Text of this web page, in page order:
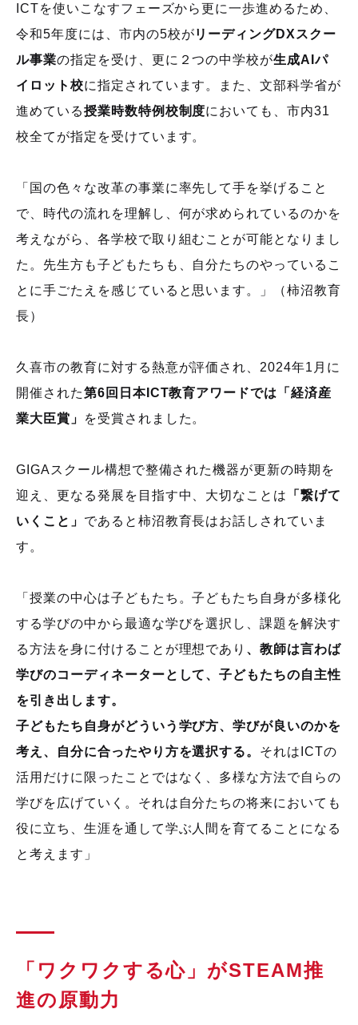
ICTを使いこなすフェーズから更に一歩進めるため、
令和5年度には、市内の5校がリーディングDXスクー
ル事業の指定を受け、更に２つの中学校が生成AIパ
イロット校に指定されています。また、文部科学省が
進めている授業時数特例校制度においても、市内31
校全てが指定を受けています。
「国の色々な改革の事業に率先して手を挙げること
で、時代の流れを理解し、何が求められているのかを
考えながら、各学校で取り組むことが可能となりまし
た。先生方も子どもたちも、自分たちのやっているこ
とに手ごたえを感じていると思います。」（柿沼教育
長）
久喜市の教育に対する熱意が評価され、 2024年1 月に
開催された第6回日本ICT教育アワードでは「経済産
業大臣賞」
を受賞されました。
GIGA スクール構想で整備された機器が更新の時期を
迎え、更なる発展を目指す中、大切なことは
「繋げて
いくこと」 であると柿沼教育長はお話しされていま
す。
「授業の中心は子どもたち。子どもたち自身が多様化
する学びの中から最適な学びを選択し、課題を解決す
る方法を身に付けることが理想であり 、教師は言わば
学びのコーディネーターとして、子どもたちの自主性
を引き出します。
子どもたち自身がどういう学び方、学びが良いのかを
考え、自分に合ったやり方を選択する。 それは ICTの
活用だけに限ったことではなく、多様な方法で自らの
学びを広げていく。それは自分たちの将来においても
役に立ち、生涯を通して学ぶ人間を育てることになる
と考えます」
「ワクワクする心」がSTEAM推
進の原動力